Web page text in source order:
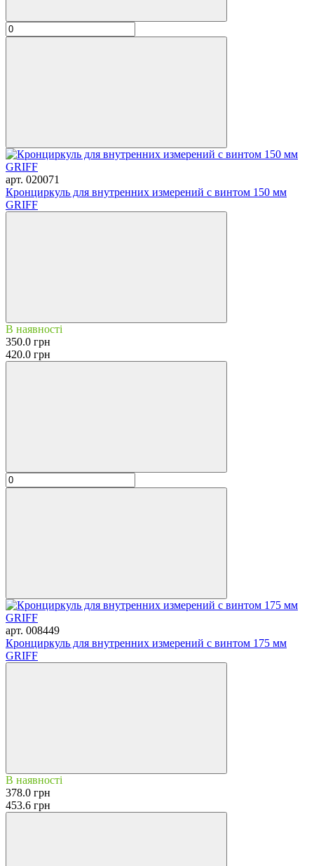
арт. 020071
Кронциркуль для внутренних измерений с винтом 150 мм
GRIFF
В наявності
350.0 грн
420.0 грн
арт. 008449
Кронциркуль для внутренних измерений с винтом 175 мм
GRIFF
В наявності
378.0 грн
453.6 грн